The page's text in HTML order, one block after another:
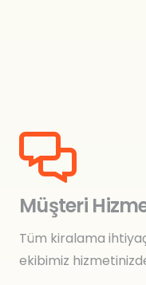
Müşteri
Tüm kiralama
ekibimiz